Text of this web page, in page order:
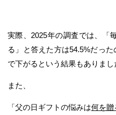
実際、2025年の調査では、「
る」と答えた方は54.5%だっ
で下がるという結果もありまし
また、
「父の日ギフトの悩みは何を贈